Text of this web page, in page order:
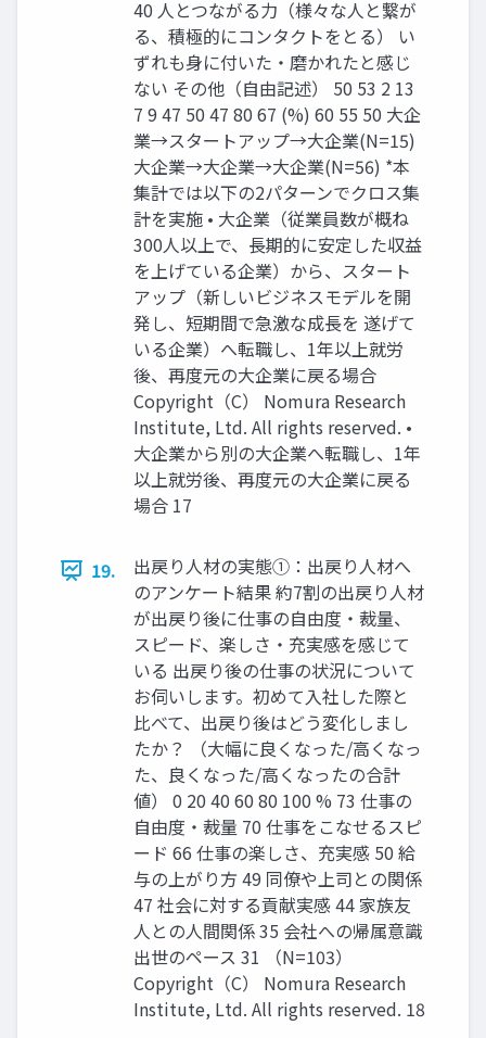
40 人とつながる力（様々な人と繋が
る、積極的にコンタクトをとる） い
ずれも身に付いた・磨かれたと感じ
ない その他（自由記述） 50 53 2 13
7 9 47 50 47 80 67 (%) 60 55 50 大企
業→スタートアップ→大企業(N=15)
大企業→大企業→大企業(N=56) *本
集計では以下の2パターンでクロス集
計を実施 • 大企業（従業員数が概ね
300人以上で、⾧期的に安定した収益
を上げている企業）から、スタート
アップ（新しいビジネスモデルを開
発し、短期間で急激な成⾧を 遂げて
いる企業）へ転職し、1年以上就労
後、再度元の大企業に戻る場合
Copyright（C） Nomura Research
Institute, Ltd. All rights reserved. •
大企業から別の大企業へ転職し、1年
以上就労後、再度元の大企業に戻る
場合 17
19.
出戻り人材の実態①：出戻り人材へ
のアンケート結果 約7割の出戻り人材
が出戻り後に仕事の自由度・裁量、
スピード、楽しさ・充実感を感じて
いる 出戻り後の仕事の状況について
お伺いします。初めて入社した際と
比べて、出戻り後はどう変化しまし
たか？ （大幅に良くなった/高くなっ
た、良くなった/高くなったの合計
値） 0 20 40 60 80 100 % 73 仕事の
自由度・裁量 70 仕事をこなせるスピ
ード 66 仕事の楽しさ、充実感 50 給
与の上がり方 49 同僚や上司との関係
47 社会に対する貢献実感 44 家族友
人との人間関係 35 会社への帰属意識
出世のペース 31 （N=103）
Copyright（C） Nomura Research
Institute, Ltd. All rights reserved. 18